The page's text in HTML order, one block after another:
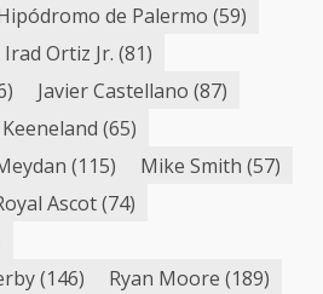
de Palermo (59)
Irad Ortiz Jr. (81)
Javier Castellano (87)
Keeneland (65)
(115) Mike Smith (57)
Ascot(74)
(146) Ryan Moore (189)